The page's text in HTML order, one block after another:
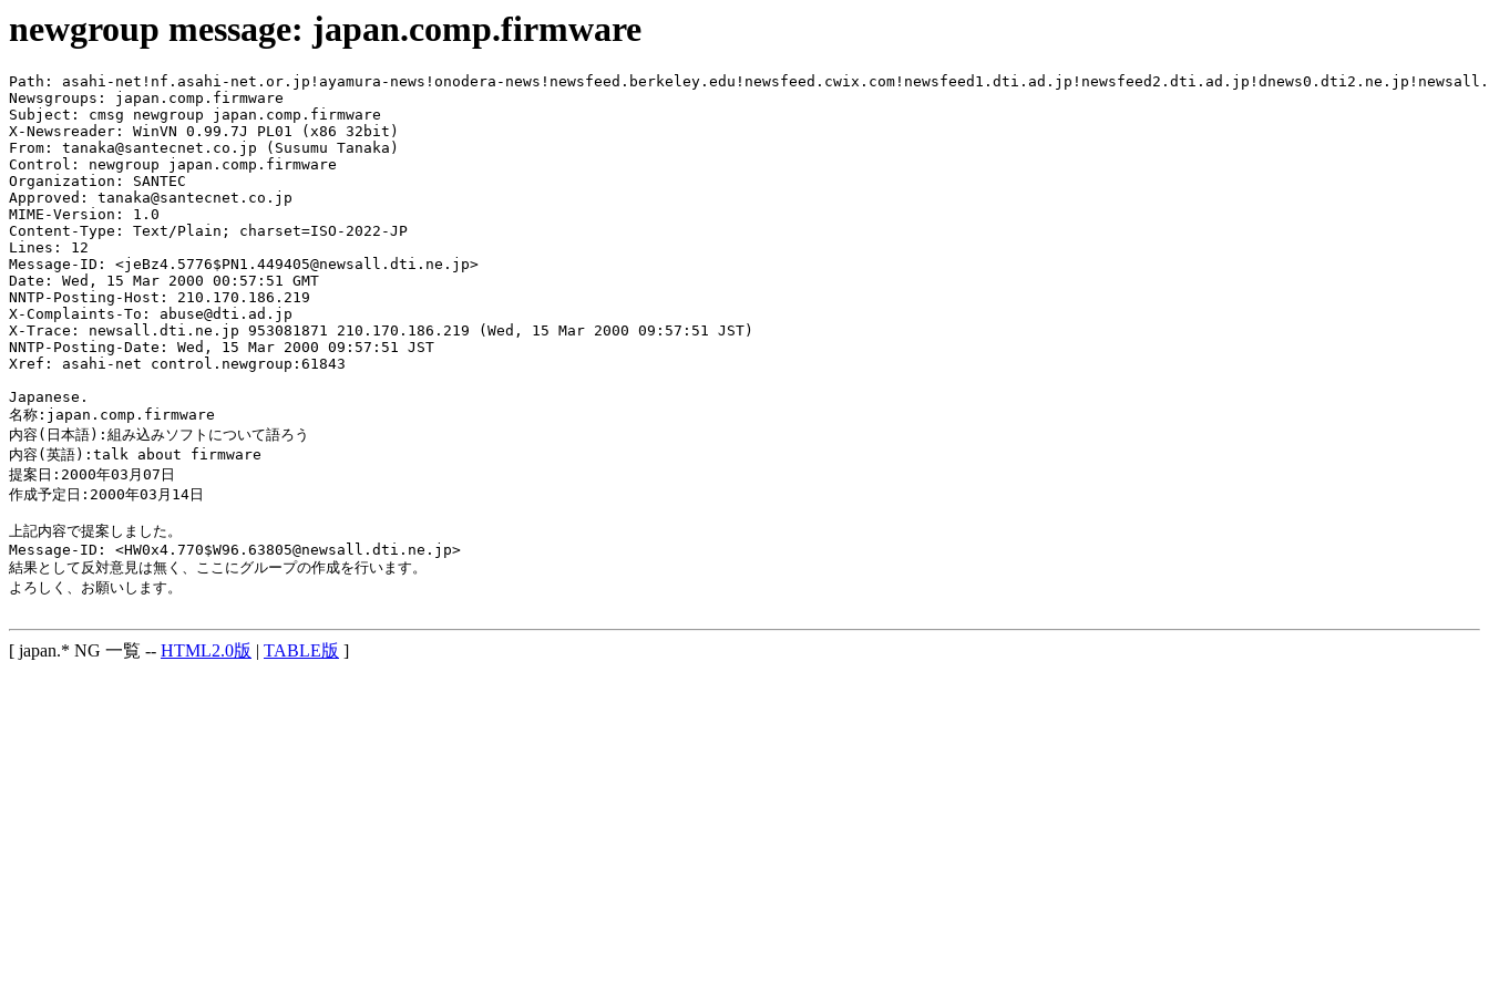
newgroup message: japan.comp.firmware
Path: asahi-net!nf.asahi-net.or.jp!ayamura-news!onodera-
Newsgroups: japan.comp.firmware
Subject: cmsg newgroup japan.comp.firmware
X-Newsreader: WinVN 0.99.7J PL01 (x86 32bit)
From: tanaka@santecnet.co.jp (Susumu Tanaka)
Control: newgroup japan.comp.firmware
Organization: SANTEC
Approved: tanaka@santecnet.co.jp
MIME-Version: 1.0
Content-Type: Text/Plain; charset=ISO-2022-JP
Lines: 12
Message-ID: <jeBz4.5776$PN1.449405@newsall.dti.ne.jp>
Date: Wed, 15 Mar 2000 00:57:51 GMT
NNTP-Posting-Host: 210.170.186.219
X-Complaints-To: abuse@dti.ad.jp
X-Trace: newsall.dti.ne.jp 953081871 210.170.186.219 (Wed, 15 Mar 2000 09:57:51 JST)
NNTP-Posting-Date: Wed, 15 Mar 2000 09:57:51 JST
Xref: asahi-net control.newgroup:61843
Japanese.
名称:japan.comp.firmware
内容(日本語):組み込みソフトについて語ろう
内容(英語):talk about firmware
提案日:2000年03月07日
作成予定日:2000年03月14日
上記内容で提案しました。
Message-ID: <HW0x4.770$W96.63805@newsall.dti.ne.jp>
結果として反対意見は無く、ここにグループの作成を行います。
よろしく、お願いします。
[ japan.* NG 一覧 -- HTML2.0版 | TABLE版 ]